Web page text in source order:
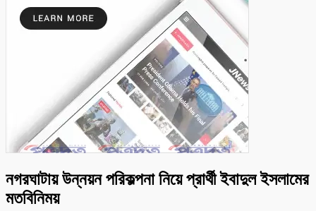
নগরঘাটায় উন্নয়ন পরিকল্পনা নিয়ে প্রার্থী ইবাদুল ইসলামের
মতবিনিময়